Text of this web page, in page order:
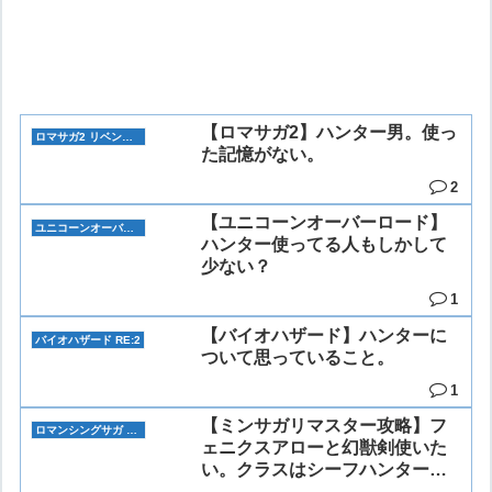
ロマサガ2 リベンジオブザセブン
【ロマサガ2】ハンター男。使っ
た記憶がない。
2
ユニコーンオーバーロード
【ユニコーンオーバーロード】
ハンター使ってる人もしかして
少ない？
1
バイオハザード RE:2
【バイオハザード】ハンターに
ついて思っていること。
1
ロマンシングサガ リマスター(ミンサガリマスター)
【ミンサガリマスター攻略】フ
ェニクスアローと幻獣剣使いた
い。クラスはシーフハンター武